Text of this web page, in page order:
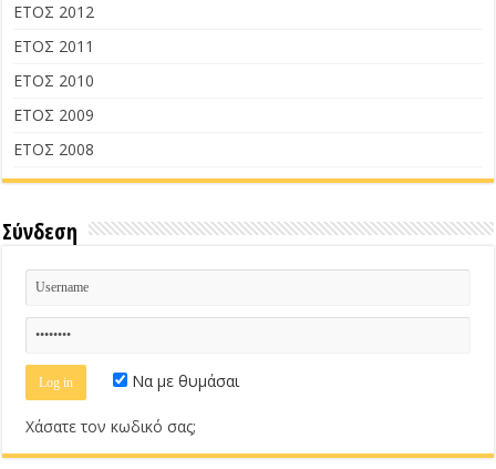
ΕΤΟΣ 2012
ΕΤΟΣ 2011
ΕΤΟΣ 2010
ΕΤΟΣ 2009
ΕΤΟΣ 2008
Σύνδεση
Να με θυμάσαι
Χάσατε τον κωδικό σας;